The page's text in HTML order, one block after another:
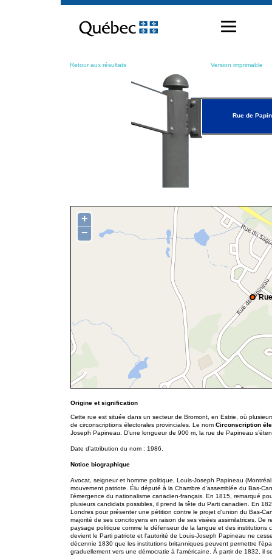
contenu
Retour aux résultats Version imprimable
Rue de
+
−
Origine et signification
Cette rue est située dans un secteur de Bromont, en Estrie, où
de circonscriptions électorales provinciales. Le nom Circonscription
Joseph Papineau. D’une longueur de 900 m, la rue de Papineau
Date d’attribution du nom : 1986.
Notice biographique
Avocat, seigneur et homme politique, Louis-Joseph Papineau
mouvement patriote. Élu député à la Chambre d'assemblée du Bas-
l'émergence du nationalisme canadien-français. En 1815, remarqué
plusieurs candidats possibles, il prend la tête du Parti canadien. En
Londres pour présenter une pétition contre le projet d'union du Bas-
majorité de ses concitoyens en raison de ses visées assimilatrices.
paysage politique comme le défenseur de la langue et des institutions
devient le Parti patriote et l'autorité de Louis-Joseph Papineau ne
décennie 1830 que les institutions britanniques peuvent permettre
graduellement vers une démocratie à l'américaine. À partir de 1832, il